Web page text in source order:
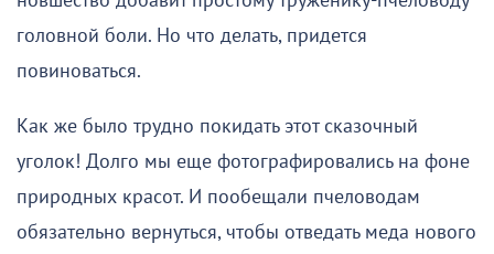
головной боли. Но что делать, придется
повиноваться.
Как же было трудно покидать этот сказочный
уголок! Долго мы еще фотографировались на фоне
природных красот. И пообещали пчеловодам
обязательно вернуться, чтобы отведать меда нового